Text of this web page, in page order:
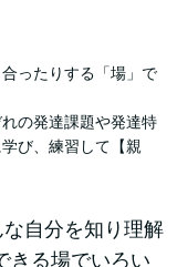
ったりする「場」で
の発達課題や発達特
び、練習して【親
自分を知り理解
きる場でいろい